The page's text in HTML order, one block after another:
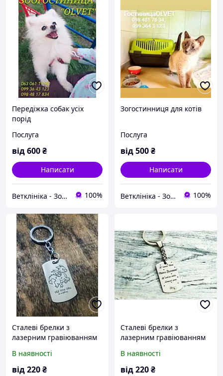
Передіжка собак усіх
порід
Послуга
від600₴
Написати
Ветклініка - Зоомагазин - Грумінг - Зооготель ''OLVET'' 100%
Зогостинниця для котів
Послуга
від500₴
Написати
Ветклініка - Зоомагазин - Грумінг - Зооготель ''OLVET'' 100%
Сталеві брелки з
лазерним гравіюванням
В наявності
від220₴
Сталеві брелки з
лазерним гравіюванням
В наявності
від220₴